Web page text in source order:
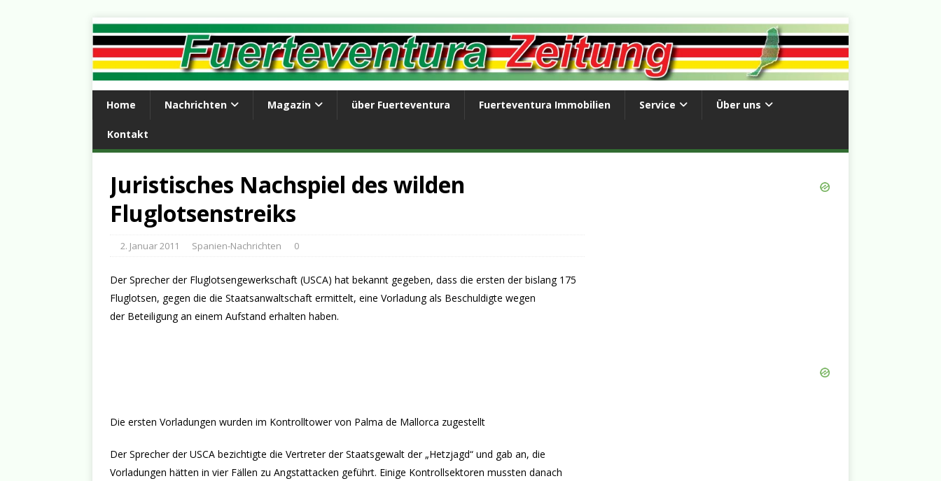
Home Nachrichten Magazin über Fuerteventura Fuerteventura Immobilien Service Über uns
Kontakt
Juristisches Nachspiel des wilden
Fluglotsenstreiks
2. Januar 2011 Spanien-Nachrichten 0
Der Sprecher der Fluglotsengewerkschaft (USCA) hat bekannt gegeben, dass die ersten der bislang 175
Fluglotsen, gegen die die Staatsanwaltschaft ermittelt, eine Vorladung als Beschuldigte wegen
der Beteiligung an einem Aufstand erhalten haben.
Die ersten Vorladungen wurden im Kontrolltower von Palma de Mallorca zugestellt
Der Sprecher der USCA bezichtigte die Vertreter der Staatsgewalt der „Hetzjagd“ und gab an, die
Vorladungen hätten in vier Fällen zu Angstattacken geführt. Einige Kontrollsektoren mussten danach